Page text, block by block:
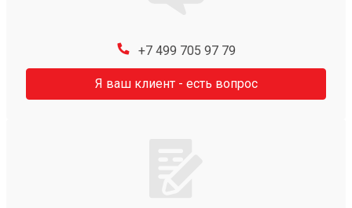
+7 499 705 97 79
Я ваш клиент - есть вопрос